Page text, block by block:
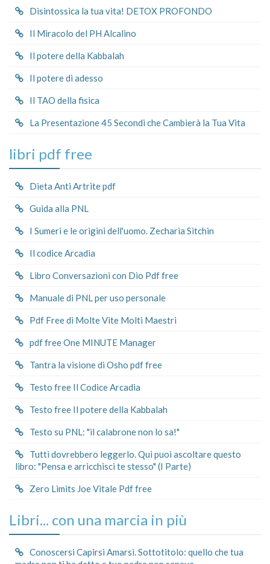
Disintossica la tua vita! DETOX PROFONDO
Il Miracolo del PH Alcalino
Il potere della Kabbalah
Il potere di adesso
Il TAO della fisica
La Presentazione 45 Secondi che Cambierà la Tua Vita
libri pdf free
Dieta Anti Artrite pdf
Guida alla PNL
I Sumeri e le origini dell'uomo. Zecharia Sitchin
Il codice Arcadia
Libro Conversazioni con Dio Pdf free
Manuale di PNL per uso personale
Pdf Free di Molte Vite Molti Maestri
pdf free One MINUTE Manager
Tantra la visione di Osho pdf free
Testo free Il Codice Arcadia
Testo free Il potere della Kabbalah
Testo su PNL: "il calabrone non lo sa!"
Tutti dovrebbero leggerlo. Qui puoi ascoltare questo
libro: "Pensa e arricchisci te stesso" (I Parte)
Zero Limits Joe Vitale Pdf free
Libri... con una marcia in più
Conoscersi Capirsi Amarsi. Sottotitolo: quello che tua